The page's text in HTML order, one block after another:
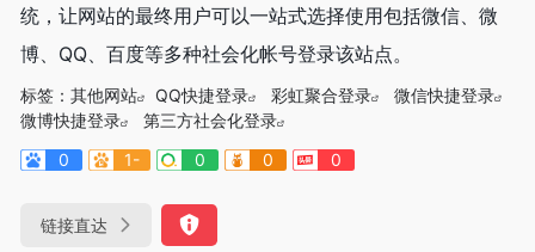
统，让网站的最终用户可以一站式选择使用包括微信、微
博、QQ、百度等多种社会化帐号登录该站点。
标签： 其他网站 QQ快捷登录 彩虹聚合登录
微信快捷登录
微博快捷登录
第三方社会化登录
0
1- 0 0 0
链接直达